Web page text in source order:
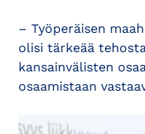
– Työperäisen
olisi tärkeää
kansainvälisten
osaamistaan